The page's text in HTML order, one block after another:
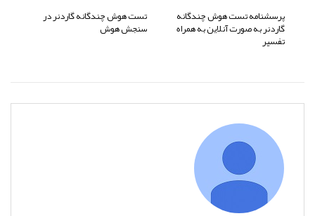
پرسشنامه تست هوش چندگانه
گاردنر به صورت آنلاین به همراه
تفسیر
تست هوش چندگانه گاردنر در
سنجش هوش